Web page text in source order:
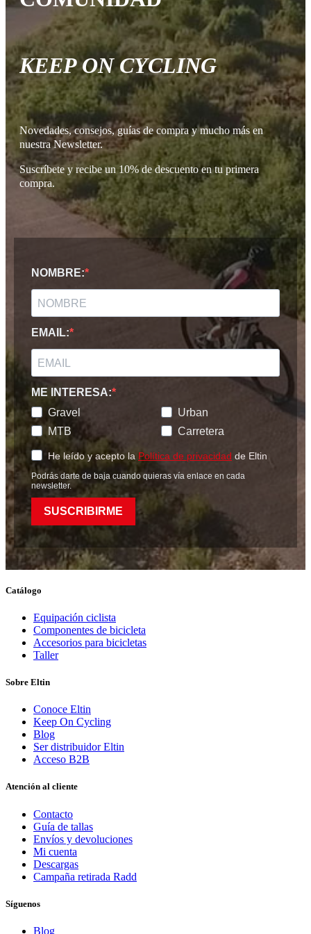
Zapatillas MTB - Indoor 7
€
Sexo
Hombre 6
Mujer
View products
10
KEEP ON CYCLING
Novedades, consejos, guías de compra y mucho más en
nuestra Newsletter.
Suscríbete y recibe un 10% de descuento en tu primera
compra.
NOMBRE:
EMAIL:
ME INTERESA:
Gravel
MTB
Urban
Carretera
He leído y acepto la Política de privacidad de Eltin
Podrás darte de baja cuando quieras vía enlace en cada
newsletter.
SUSCRIBIRME
Catálogo
Equipación ciclista
Componentes de bicicleta
Accesorios para bicicletas
Taller
Sobre Eltin
Conoce Eltin
Keep On Cycling
Blog
Ser distribuidor Eltin
Acceso B2B
Atención al cliente
Contacto
Guía de tallas
Envíos y devoluciones
Mi cuenta
Descargas
Campaña retirada Radd
Síguenos
Blog